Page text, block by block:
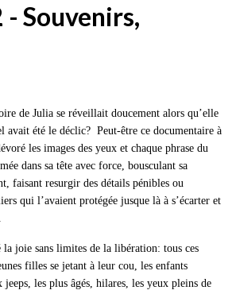
Souvenirs,
de Julia se réveillait doucement alors qu’elle
avait été le déclic? Peut-être ce documentaire à
les images des yeux et chaque phrase du
dans sa tête avec force, bousculant sa
faisant resurgir des détails pénibles ou
qui l’avaient protégée jusque là à s’écarter et
joie sans limites de la libération: tous ces
filles se jetant à leur cou, les enfants
jeeps, les plus âgés, hilares, les yeux pleins de